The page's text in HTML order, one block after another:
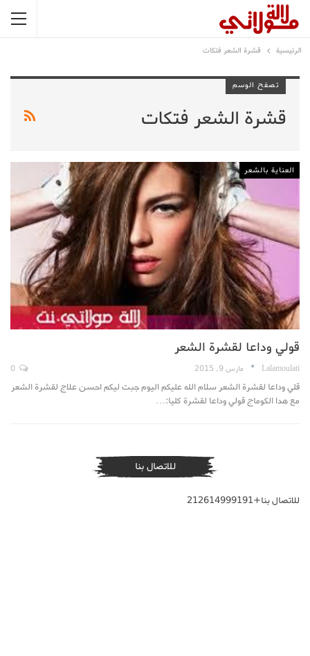
الرئيسية قشرة الشعر فتكات
تصفح الوسم
قشرة الشعر فتكات
العناية بالشعر
قولي وداعا لقشرة الشعر
Lalamoulati مارس 9, 2015
قلي وداعا لقشرة الشعر سلام الله عليكم اليوم جبت ليكم احسن علاج لقشرة الشعر
مع هدا الكوماج قولي وداعا لقشرة كليا:…
للاتصال بنا
للاتصال بنا+212614999191